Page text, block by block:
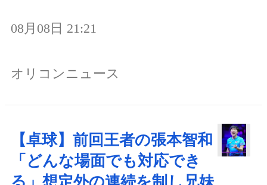
08月08日 21:21
オリコンニュース
【卓球】前回王者の張本智和
「どんな場面でも対応でき
る」想定外の連続を制し兄妹